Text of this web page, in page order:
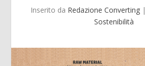
Inserito da Redazione Converting|
Sostenibilità